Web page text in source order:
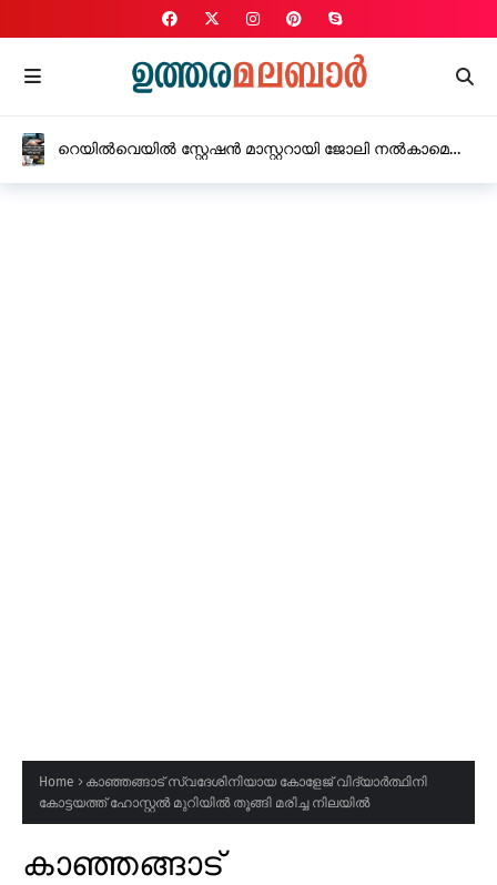
റെയിൽവെയിൽ സ്റ്റേഷൻ മാസ്റ്ററായി ജോലി നൽകാമെന്ന്
Home
കാഞ്ഞങ്ങാട് സ്വദേശിനിയായ കോളേജ് വിദ്യാർത്ഥിനി
കോട്ടയത്ത് ഹോസ്റ്റൽ മുറിയിൽ തൂങ്ങി മരിച്ച നിലയിൽ
കാഞ്ഞങ്ങാട്